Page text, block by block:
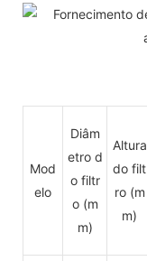
Mod
elo
Diâm
etro d
o filtr
o (m
m)
Altura
do filt
ro (m
m)